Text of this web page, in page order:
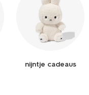
nijntje cadeaus